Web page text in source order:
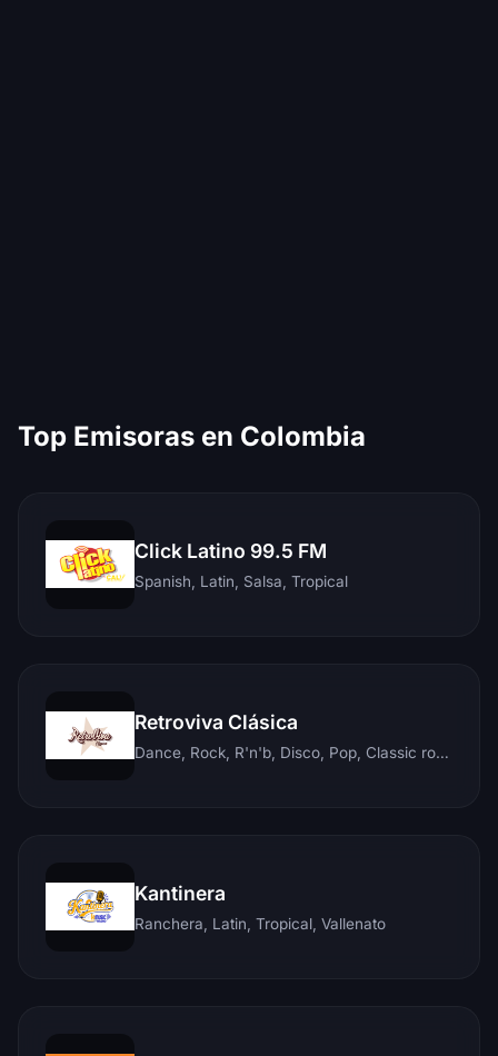
Top Emisoras en Colombia
Click Latino 99.5 FM
Spanish, Latin, Salsa, Tropical
Retroviva Clásica
Dance, Rock, R'n'b, Disco, Pop, Classic rock, Techno, Reggae
Kantinera
Ranchera, Latin, Tropical, Vallenato